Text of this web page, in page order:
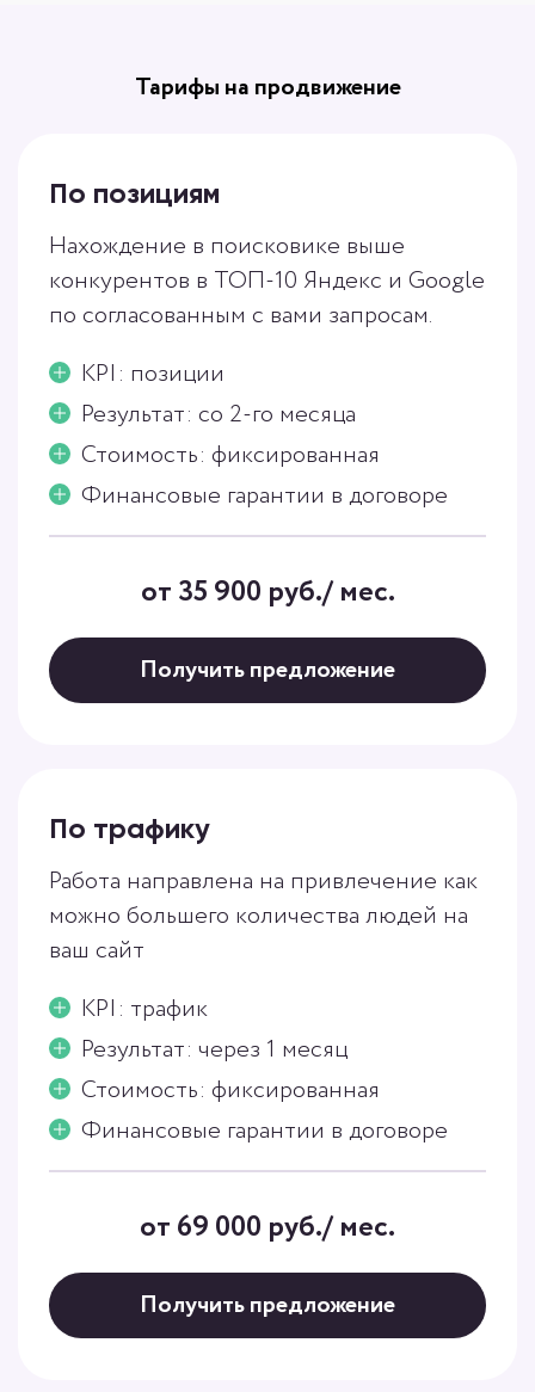
Тарифы на продвижение
По позициям
Нахождение в поисковике выше
конкурентов в ТОП-10 Яндекс и Google
по согласованным с вами запросам.
KPI: позиции
Результат: со 2-го месяца
Стоимость: фиксированная
Финансовые гарантии в договоре
от 35 900 руб./ мес.
Получить предложение
По трафику
Работа направлена на привлечение как
можно большего количества людей на
ваш сайт
KPI: трафик
Результат: через 1 месяц
Стоимость: фиксированная
Финансовые гарантии в договоре
от 69 000 руб./ мес.
Получить предложение